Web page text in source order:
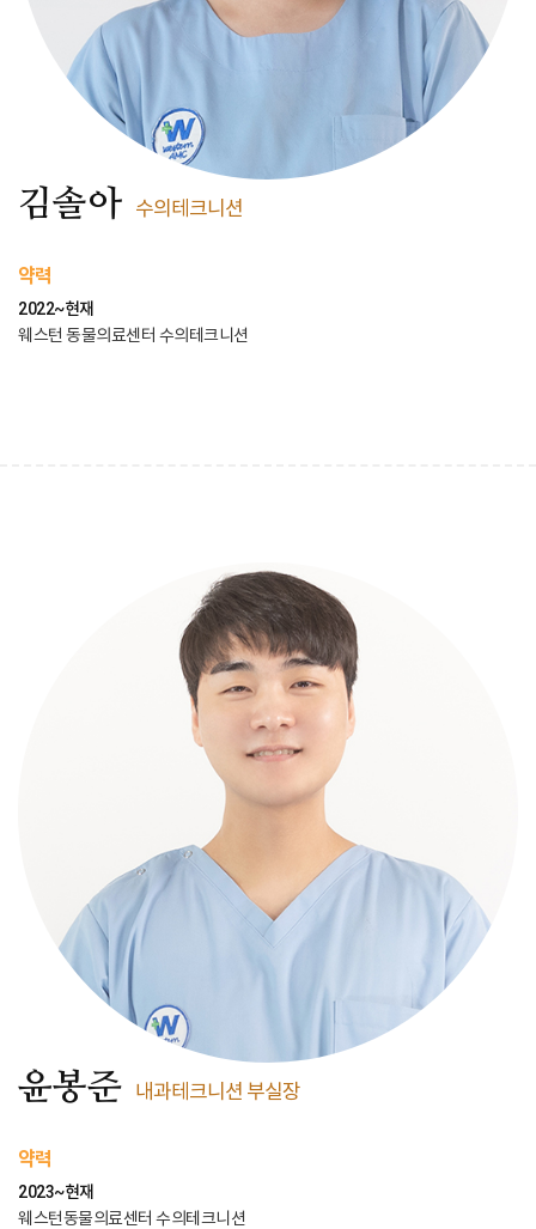
김솔아 수의테크니션
약력
2022~현재
웨스턴 동물의료센터 수의테크니션
윤봉준 내과테크니션 부실장
약력
2023~현재
웨스턴동물의료센터 수의테크니션